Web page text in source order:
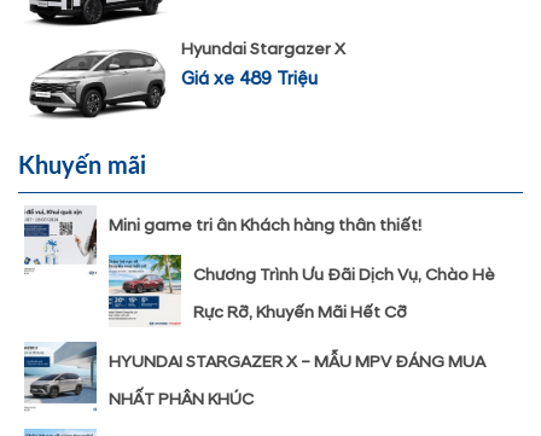
Hyundai Stargazer X
Giá xe 489 Triệu
Khuyến mãi
Mini game tri ân Khách hàng thân thiết!
Chương Trình Ưu Đãi Dịch Vụ, Chào Hè
Rực Rỡ, Khuyến Mãi Hết Cỡ
HYUNDAI STARGAZER X – MẪU MPV ĐÁNG MUA
NHẤT PHÂN KHÚC